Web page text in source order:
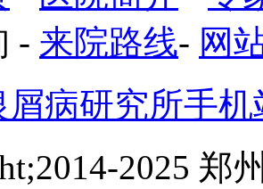
- 来院路线- 网
屑病研究所手机
2025 郑